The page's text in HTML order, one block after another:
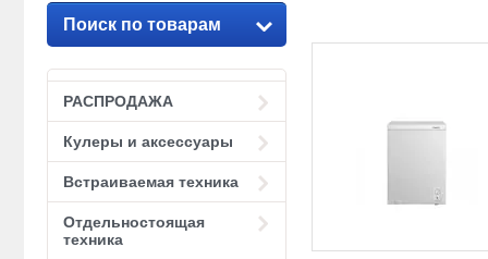
Поиск по товарам
РАСПРОДАЖА
Кулеры и аксессуары
Встраиваемая техника
Отдельностоящая
техника